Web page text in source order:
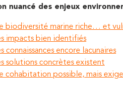
nuancé des enjeux
biodiversité marine riche… et
impacts bien identifiés
connaissances encore lacunaires
solutions concrètes existent
cohabitation possible, mais